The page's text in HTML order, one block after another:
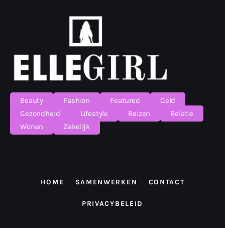
Beauty Fashion Featured
Geld
Gezondheid
Lifestyle Reizen
Relatie
Wonen
Zakelijk
HOME SAMENWERKEN CONTACT
PRIVACYBELEID